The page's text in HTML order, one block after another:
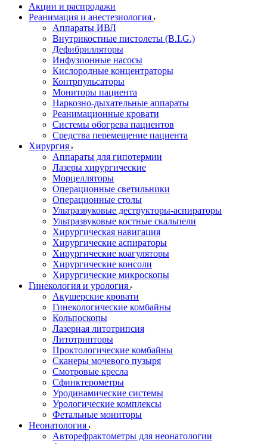
Акции и распродажи
Реанимация и анестезиология
Аппараты ИВЛ
Внутрикостные пистолеты (B.I.G.)
Дефибрилляторы
Инфузионные насосы
Кислородные концентраторы
Контрпульсаторы
Мониторы пациента
Наркозно-дыхательные аппараты
Реанимационные кровати
Системы обогрева пациентов
Средства перемещение пациента
Хирургия
Аппараты для гипотермии
Лазеры хирургические
Морцелляторы
Операционные светильники
Операционные столы
Ультразвуковые деструкторы-аспираторы
Ультразвуковые костные скальпели
Хирургическая навигация
Хирургические аспираторы
Хирургические коагуляторы
Хирургические консоли
Хирургические микроскопы
Гинекология и урология
Акушерские кровати
Гинекологические комбайны
Кольпоскопы
Лазерная литотрипсия
Литотрипторы
Проктологические комбайны
Сканеры мочевого пузыря
Смотровые кресла
Сфинктерометры
Уродинамические системы
Урологические комплексы
Фетальные мониторы
Неонатология
Авторефрактометры для неонатологии